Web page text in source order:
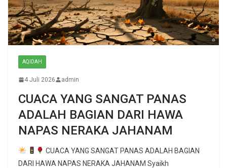
AQIDAH
4 Juli 2026 admin
CUACA YANG SANGAT PANAS
ADALAH BAGIAN DARI HAWA
NAPAS NERAKA JAHANAM
CUACA YANG SANGAT PANAS ADALAH BAGIAN
DARI HAWA NAPAS NERAKA JAHANAM Syaikh